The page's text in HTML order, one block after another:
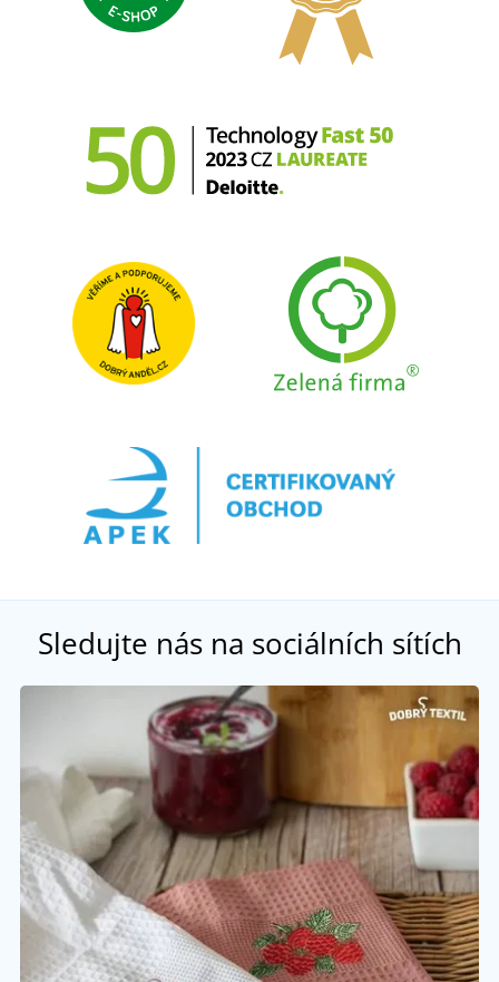
Sledujte nás na sociálních sítích